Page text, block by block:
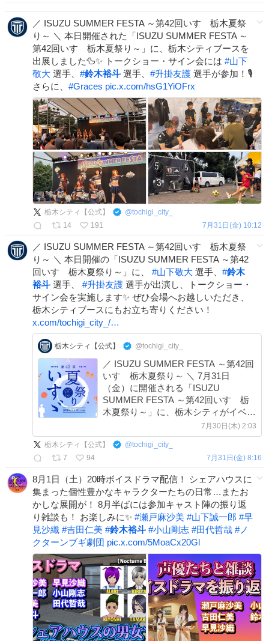
／ ISUZU SUMMER FESTA ～第42回いすゞ栃木夏祭
り～ ＼ 本日開催された「ISUZU SUMMER FESTA ～
第42回いすゞ栃木夏祭り～」に、栃木シティブースを
出展しました🦆✨ トークショー・サイン会には #山下
敬大 選手、 #鈴木裕斗 選手、 #升掛友護 選手が参加！🎙️
さらに、 #Graces pic.x.com/hsG1YiOFrx
栃木シティ【公式】 @tochigi_city_
14
191 7月31日(金) 10:12
／ ISUZU SUMMER FESTA ～第42回いすゞ栃木夏祭
り～ ＼ 本日開催の「ISUZU SUMMER FESTA ～第42
回いすゞ栃木夏祭り～」に、 #山下敬大 選手、 #鈴木
裕斗 選手、 #升掛友護 選手が出演し、トークショー・
サイン会を実施します✨ ぜひ会場へお越しいただき、
栃木シティブースにもお立ち寄りください！
x.com/tochigi_city_/…
栃木シティ【公式】 @tochigi_city_
／ ISUZU SUMMER FESTA ～第42回
いすゞ栃木夏祭り～ ＼ 7月31日
（金）に開催される「ISUZU
SUMMER FESTA ～第42回いすゞ栃
木夏祭り～」に、栃木シティがイベン
トブースを出展します！ さらに、ト
ップチーム選手とGracesも出演予定✨
7月30日(木) 2:03
栃木シティ【公式】 @tochigi_city_
7
94 7月31日(金) 8:16
8月1日（土）20時ボイスドラマ配信！ シェアハウスに
集まった個性豊かなキャラクターたちの日常…またお
かしな展開が！ 8月半ばには参加キャスト陣の振り返
り雑談も！ お楽しみに✨️ #瀬戸麻沙美 #山下誠一郎 #早
見沙織 #吉田仁美 #鈴木裕斗 #小山剛志 #田代哲哉 #ノ
クターンブギ劇団 pic.x.com/5MoaCx20Gl